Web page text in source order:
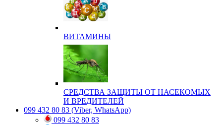
ВИТАМИНЫ
СРЕДСТВА ЗАЩИТЫ ОТ НАСЕКОМЫХ
И ВРЕДИТЕЛЕЙ
099 432 80 83 (Viber, WhatsApp)
099 432 80 83